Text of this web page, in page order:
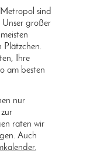
sind
Unser großer
Plätzchen.
Ihre
am besten
nur
raten wir
Auch